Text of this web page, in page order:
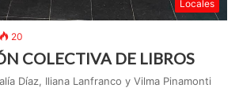
Locales
20
COLECTIVA DE LIBROS
Díaz, Iliana Lanfranco y Vilma Pinamonti